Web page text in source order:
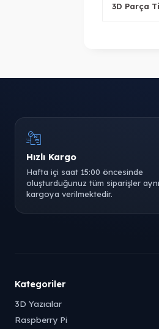
3D Parça
Hızlı Kargo
Hafta içi saat 15:00 öncesinde
oluşturduğunuz tüm siparişler
kargoya verilmektedir.
Kategoriler
3D Yazıcılar
Raspberry Pi